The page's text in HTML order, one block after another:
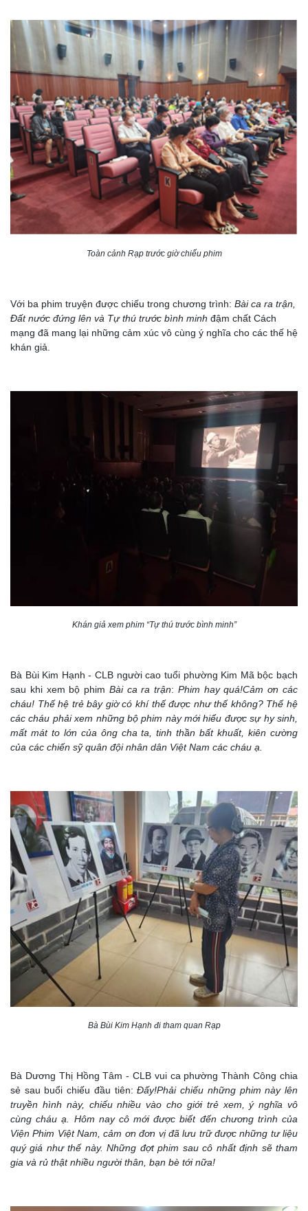
Toàn cảnh Rạp trước giờ chiếu phim
Với ba phim truyện được chiếu trong chương trình: Bài ca ra trận,
Đất nước đứng lên và Tự thú trước bình minh đậm chất Cách
mạng đã mang lại những cảm xúc vô cùng ý nghĩa cho các thế hệ
khán giả.
Khán giả xem phim “Tự thú trước bình minh”
Bà Bùi Kim Hạnh - CLB người cao tuổi phường Kim Mã bộc bạch
sau khi xem bộ phim Bài ca ra trận: Phim hay quá!Cảm ơn các
cháu! Thế hệ trẻ bây giờ có khí thế được như thế không? Thế hệ
các cháu phải xem những bộ phim này mới hiểu được sự hy sinh,
mất mát to lớn của ông cha ta, tinh thần bất khuất, kiên cường
của các chiến sỹ quân đội nhân dân Việt Nam các cháu ạ.
Bà Bùi Kim Hạnh đi tham quan Rạp
Bà Dương Thị Hồng Tâm - CLB vui ca phường Thành Công chia
sẻ sau buổi chiếu đầu tiên:Đấy!Phải chiếu những phim này lên
truyền hình này, chiếu nhiều vào cho giới trẻ xem, ý nghĩa vô
cùng cháu ạ. Hôm nay cô mới được biết đến chương trình của
Viện Phim Việt Nam, cảm ơn đơn vị đã lưu trữ được những tư liệu
quý giá như thế này. Những đợt phim sau cô nhất định sẽ tham
gia và rủ thật nhiều người thân, bạn bè tới nữa!